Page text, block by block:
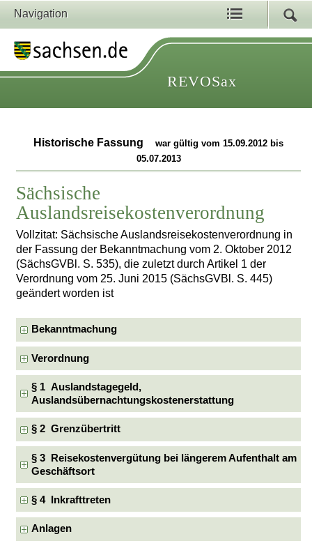
Navigation
REVOSax
Historische Fassung
war gültig vom 15.09.2012 bis
05.07.2013
Sächsische
Auslandsreisekostenverordnung
Vollzitat: Sächsische Auslandsreisekostenverordnung in
der Fassung der Bekanntmachung vom 2. Oktober 2012
(SächsGVBl. S. 535), die zuletzt durch Artikel 1 der
Verordnung vom 25. Juni 2015 (SächsGVBl. S. 445)
geändert worden ist
Bekanntmachung
Verordnung
§ 1 Auslandstagegeld,
Auslandsübernachtungskostenerstattung
§ 2 Grenzübertritt
§ 3 Reisekostenvergütung bei längerem Aufenthalt am
Geschäftsort
§ 4 Inkrafttreten
Anlagen